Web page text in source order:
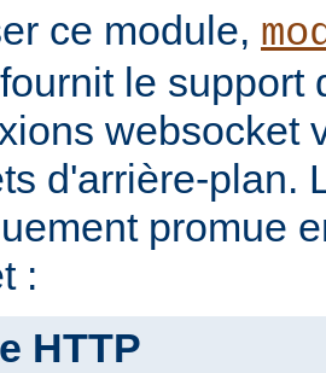
ce module,
le support
websocket
d'arrière-plan.
promue
:
HTTP